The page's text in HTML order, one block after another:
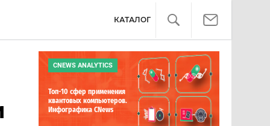
КАТАЛОГ
CNEWS ANALYTICS
Топ-10 сфер применения
квантовых компьютеров.
Инфографика CNews